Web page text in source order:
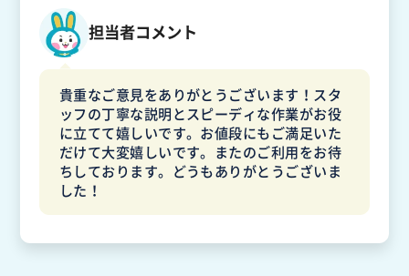
担当者コメント
貴重なご意見をありがとうございます！スタ
ッフの丁寧な説明とスピーディな作業がお役
に立てて嬉しいです。お値段にもご満足いた
だけて大変嬉しいです。またのご利用をお待
ちしております。どうもありがとうございま
した！